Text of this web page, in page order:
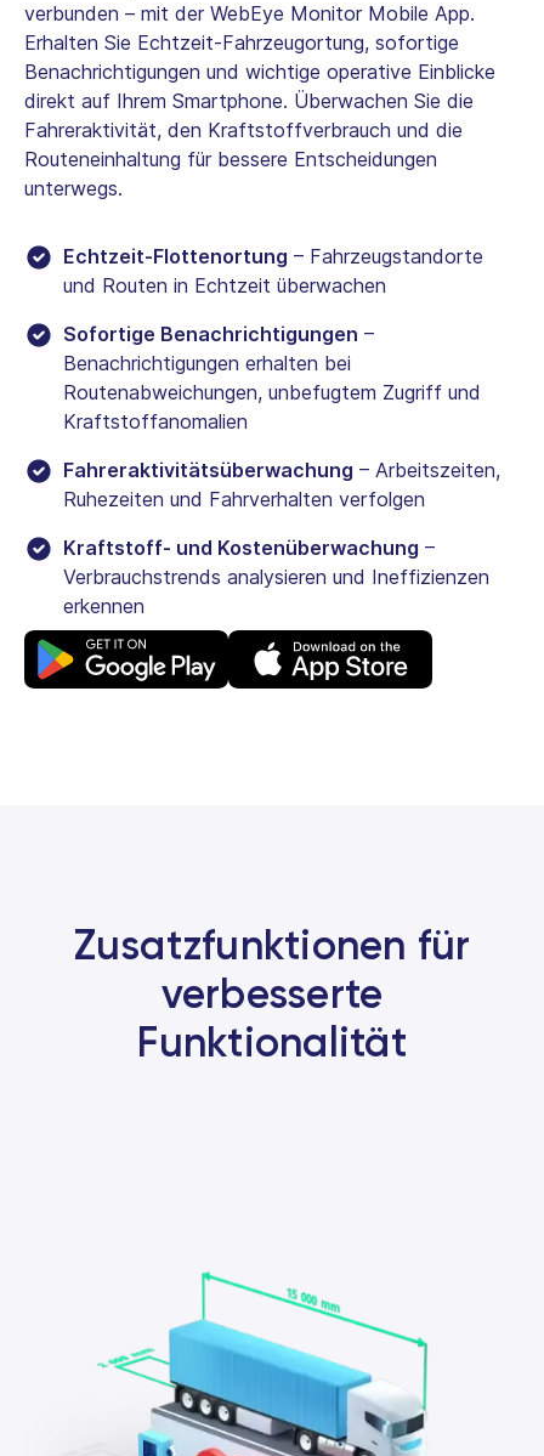
verbunden – mit der WebEye Monitor Mobile App.
Erhalten Sie Echtzeit-Fahrzeugortung, sofortige
Benachrichtigungen und wichtige operative Einblicke
direkt auf Ihrem Smartphone. Überwachen Sie die
Fahreraktivität, den Kraftstoffverbrauch und die
Routeneinhaltung für bessere Entscheidungen
unterwegs.
Echtzeit-Flottenortung – Fahrzeugstandorte
und Routen in Echtzeit überwachen
Sofortige Benachrichtigungen –
Benachrichtigungen erhalten bei
Routenabweichungen, unbefugtem Zugriff und
Kraftstoffanomalien
Fahreraktivitätsüberwachung – Arbeitszeiten,
Ruhezeiten und Fahrverhalten verfolgen
Kraftstoff- und Kostenüberwachung –
Verbrauchstrends analysieren und Ineffizienzen
erkennen
Zusatzfunktionen für
verbesserte
Funktionalität